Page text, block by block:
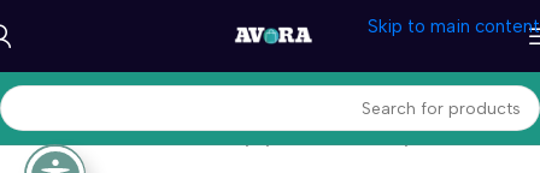
Skip to main content
עמוד הבית/משחקים וצעצעים/משחקי קופסא